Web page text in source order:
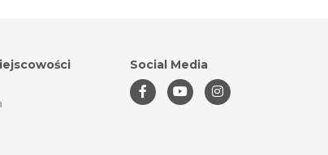
Social Media